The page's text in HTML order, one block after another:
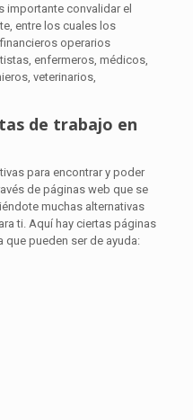
importante convalidar el
entre los cuales los
operarios
enfermeros, médicos,
veterinarios,
de trabajo en
para encontrar y poder
de páginas web que se
muchas alternativas
ti. Aquí hay ciertas páginas
que pueden ser de ayuda: